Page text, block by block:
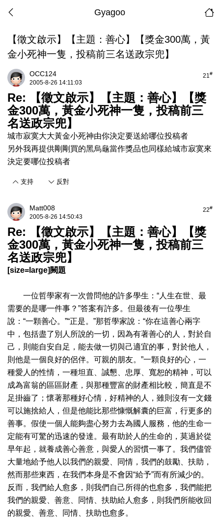
Gyagoo
【徵文啟示】【主題：善心】【獎金300萬，黃
金小死神一隻，投稿前三名送政宗兜】
21#
OCC124
2005-8-26 14:11:03
Re: 【徵文啟示】【主題：善心】【獎
金300萬，黃金小死神一隻，投稿前三
名送政宗兜】
城市寂寞大大黃金小死神由你決定要送給哪位投稿者
另外我再提供剛剛買的黑烏龜當作獎品也同樣給城市寂寞來
決定要哪位投稿者
支持 反對
22#
Matt008
2005-8-26 14:50:43
Re: 【徵文啟示】【主題：善心】【獎
金300萬，黃金小死神一隻，投稿前三
名送政宗兜】
[size=large]闕題
一位哲學家有一次曾問他的許多學生：“人生在世、最
需要的是哪一件事？”答案有許多。但最後有一位學生
說：“一顆善心。”“正是。”那哲學家說：“你在這善心兩字
中，包括盡了別人所說的一切，因為有著善心的人，對於自
己，則能自安自足，能去做一切與己適宜的事，對於他人，
則他是一個良好的侶伴。可親的朋友。”一顆良好的心，一
種愛人的性情，一種坦直、誠懇、忠厚、寬恕的精神，可以
成為富翁的區區財產，與那種豐富的財產相比較，簡直是不
足掛齒了；懷著那種好心情，好精神的人，雖則沒有一文錢
可以施捨給人，但是他能比那些慷慨解囊的巨富，行更多的
善事。假使一個人能夠盡心努力去為國人服務，他的生命一
定能有可驚的迅速的發達。最有助於人的生命的，莫過於從
早年起，就養成善心善意，與愛人的習慣一事了。我們儘管
大量地給予他人以我們的親愛、同情，我們的鼓勵、扶助，
然而那些東西，在我們本身是不會因“給予”而有所減少的。
反而，我們給人愈多，則我們自己所得的也愈多，我們能把
我們的親愛、善意、同情、扶助給人愈多，則我們所能收回
的親愛、善意、同情、扶助也愈多。